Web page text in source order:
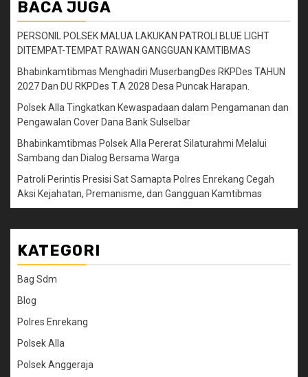
BACA JUGA
PERSONIL POLSEK MALUA LAKUKAN PATROLI BLUE LIGHT
DITEMPAT-TEMPAT RAWAN GANGGUAN KAMTIBMAS
Bhabinkamtibmas Menghadiri MuserbangDes RKPDes TAHUN
2027 Dan DU RKPDes T.A 2028 Desa Puncak Harapan.
Polsek Alla Tingkatkan Kewaspadaan dalam Pengamanan dan
Pengawalan Cover Dana Bank Sulselbar
Bhabinkamtibmas Polsek Alla Pererat Silaturahmi Melalui
Sambang dan Dialog Bersama Warga
Patroli Perintis Presisi Sat Samapta Polres Enrekang Cegah
Aksi Kejahatan, Premanisme, dan Gangguan Kamtibmas
KATEGORI
Bag Sdm
Blog
Polres Enrekang
Polsek Alla
Polsek Anggeraja